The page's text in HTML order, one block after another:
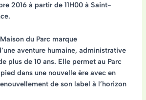
2016 à partir de 11H00 à Saint-
du Parc marque
aventure humaine, administrative
plus de 10 ans. Elle permet au Parc
dans une nouvelle ère avec en
de son label à l’horizon